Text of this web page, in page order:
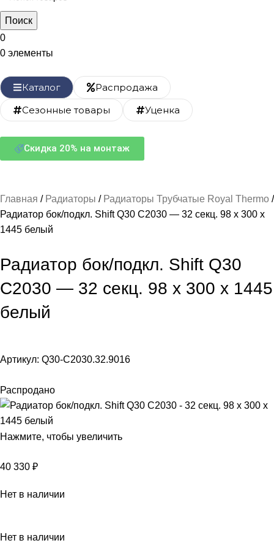
Поиск
0
0 элементы
Каталог
Распродажа
Сезонные товары
Уценка
Скидка 20% на монтаж
Главная Радиаторы
Радиаторы Трубчатые Royal Thermo
Радиатор бок/подкл. Shift Q30 C2030 — 32 секц. 98 х 300 х
1445 белый
Радиатор бок/подкл. Shift Q30
C2030 — 32 секц. 98 х 300 х 1445
белый
Артикул: Q30-C2030.32.9016
Распродано
Нажмите, чтобы увеличить
40 330 ₽
Нет в наличии
Нет в наличии